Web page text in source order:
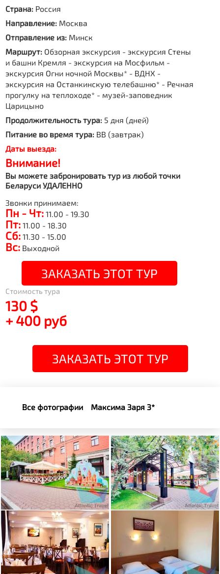
Страна: Россия
Направление: Москва
Отправление из: Минск
Маршрут: Обзорная экскурсия - экскурсия Стены
и башни Кремля - экскурсия на Мосфильм -
экскурсия Огни ночной Москвы* - ВДНХ -
экскурсия на Останкинскую телебашню* - Речная
прогулку на теплоходе* - музей-заповедник
Царицыно
Продолжительность тура: 5 дня (дней)
Питание во время тура: BB (завтрак)
Даты выезда:
Внимание!
Вы можете забронировать тур из любой точки
Беларуси УДАЛЕННО
Звонки принимаем:
Пн - Чт: 11.00 - 19.30
Пт: 11.00 - 18.30
Сб: 11.30 - 15.00
Вс: Выходной
ЗАКАЗАТЬ ЭТОТ ТУР
Стоимость тура
130 $
+ 400 руб
ЗАКАЗАТЬ ЭТОТ ТУР
Все фотографии Максима Заря 3*